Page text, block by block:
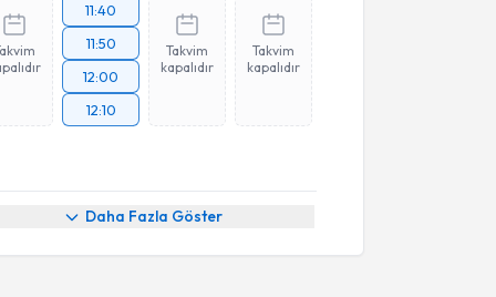
11:40
11:50
12:00
12:10
Takvim
kapalıdır
Takvim
kapalıdır
Daha Fazla Göster